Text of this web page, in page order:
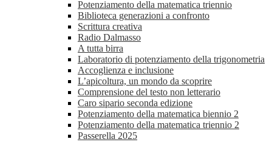
Potenziamento della matematica triennio
Biblioteca generazioni a confronto
Scrittura creativa
Radio Dalmasso
A tutta birra
Laboratorio di potenziamento della trigonometria
Accoglienza e inclusione
L’apicoltura, un mondo da scoprire
Comprensione del testo non letterario
Caro sipario seconda edizione
Potenziamento della matematica biennio 2
Potenziamento della matematica triennio 2
Passerella 2025